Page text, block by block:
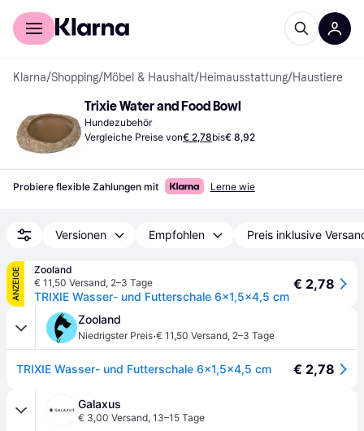
Für Shopper
Klarna/Shopping/Möbel & Haushalt/Heimausstattung/Haustiere
Trixie Water and Food Bowl
Hundezubehör
Vergleiche Preise von€ 2,78bis€ 8,92
Probiere flexible Zahlungen mit Lerne wie
Versionen Empfohlen Preis inklusive
ANZEIGE
Zooland
€ 11,50 Versand, 2–3 Tage
TRIXIE Wasser- und Futterschale 6×1,5×4,5 cm
€ 2,78
Zooland
Niedrigster Preis·€ 11,50 Versand, 2–3 Tage
TRIXIE Wasser- und Futterschale 6×1,5×4,5 cm € 2,78
Galaxus
€ 3,00 Versand, 13–15 Tage